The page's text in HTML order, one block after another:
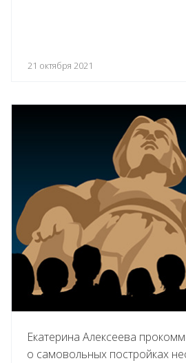
21 октября 2021
Екатерина Алексеева
о самовольных постройках